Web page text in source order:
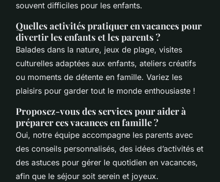
souvent difficiles pour les enfants.
Quelles activités pratiquer en vacances pour
divertir les enfants et les parents ?
Balades dans la nature, jeux de plage, visites
culturelles adaptées aux enfants, ateliers créatifs
ou moments de détente en famille. Variez les
plaisirs pour garder tout le monde enthousiaste !
Proposez-vous des services pour aider à
préparer ces vacances en famille ?
Oui, notre équipe accompagne les parents avec
des conseils personnalisés, des idées d’activités et
des astuces pour gérer le quotidien en vacances,
afin que le séjour soit serein et joyeux.